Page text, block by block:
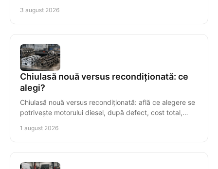
3 august 2026
Chiulasă nouă versus recondiționată: ce
alegi?
Chiulasă nouă versus recondiționată: află ce alegere se
potrivește motorului diesel, după defect, cost total,
1 august 2026